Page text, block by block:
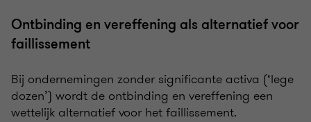
Ontbinding en vereffening als alternatief voor
faillissement
Bij ondernemingen zonder significante activa (‘lege
dozen’) wordt de ontbinding en vereffening een
wettelijk alternatief voor het faillissement.